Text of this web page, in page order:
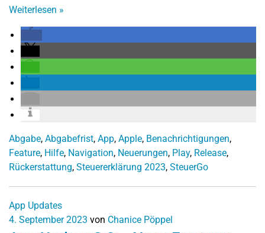
Weiterlesen »
Abgabe, Abgabefrist, App, Apple, Benachrichtigungen,
Feature, Hilfe, Navigation, Neuerungen, Play, Release,
Rückerstattung, Steuererklärung 2023, SteuerGo
App Updates
4. September 2023 von Chanice Pöppel